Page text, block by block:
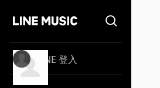
LINE 登入